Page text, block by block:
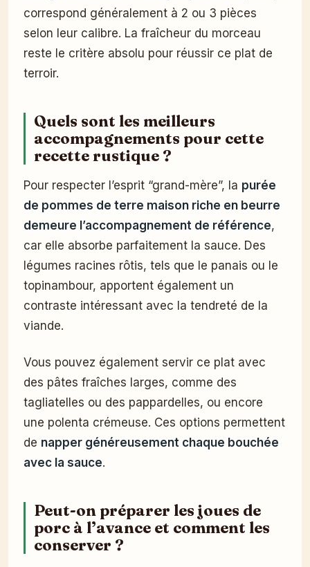
correspond généralement à 2 ou 3 pièces
selon leur calibre. La fraîcheur du morceau
reste le critère absolu pour réussir ce plat de
terroir.
Quels sont les meilleurs
accompagnements pour cette
recette rustique ?
Pour respecter l’esprit “grand-mère”, la purée
de pommes de terre maison riche en beurre
demeure l’accompagnement de référence,
car elle absorbe parfaitement la sauce. Des
légumes racines rôtis, tels que le panais ou le
topinambour, apportent également un
contraste intéressant avec la tendreté de la
viande.
Vous pouvez également servir ce plat avec
des pâtes fraîches larges, comme des
tagliatelles ou des pappardelles, ou encore
une polenta crémeuse. Ces options permettent
de napper généreusement chaque bouchée
avec la sauce.
Peut-on préparer les joues de
porc à l’avance et comment les
conserver ?